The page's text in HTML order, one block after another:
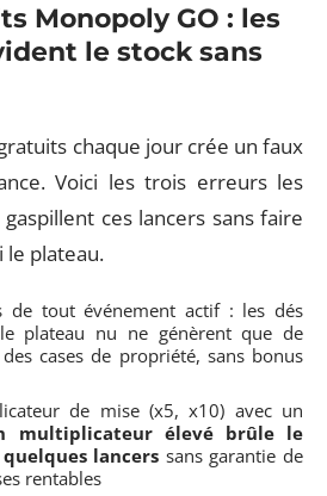
Monopoly GO : les
le stock sans
chaque jour crée un faux
Voici les trois erreurs les
ces lancers sans faire
le plateau.
de tout événement actif : les dés
plateau nu ne génèrent que de
cases de propriété, sans bonus
de mise (x5, x10) avec un
multiplicateur élevé brûle le
lancers sans garantie de
rentables